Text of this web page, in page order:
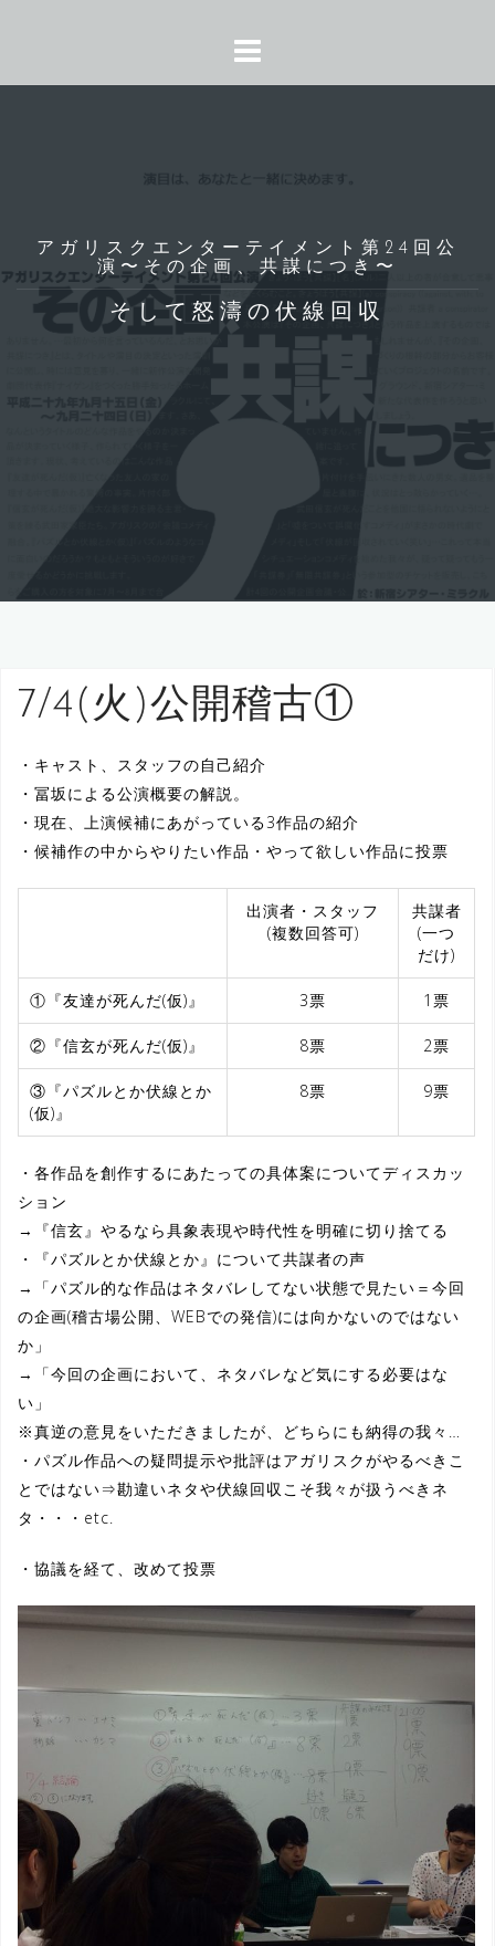
プ
アガリスクエンターテイメント第24回公
演〜その企画、共謀につき〜
そして怒濤の伏線回収
7/4(火)公開稽古①
・キャスト、スタッフの自己紹介
・冨坂による公演概要の解説。
・現在、上演候補にあがっている3作品の紹介
・候補作の中からやりたい作品・やって欲しい作品に投票
出演者・スタッフ
(複数回答可)
共謀者
(一つ
だけ)
①『友達が死んだ(仮)』 3票 1票
②『信玄が死んだ(仮)』 8票 2票
③『パズルとか伏線とか
(仮)』
8票 9票
・各作品を創作するにあたっての具体案についてディスカッ
ション
→『信玄』やるなら具象表現や時代性を明確に切り捨てる
・『パズルとか伏線とか』について共謀者の声
→「パズル的な作品はネタバレしてない状態で見たい＝今回
の企画(稽古場公開、WEBでの発信)には向かないのではない
か」
→「今回の企画において、ネタバレなど気にする必要はな
い」
※真逆の意見をいただきましたが、どちらにも納得の我々…
・パズル作品への疑問提示や批評はアガリスクがやるべきこ
とではない⇒勘違いネタや伏線回収こそ我々が扱うべきネ
タ・・・etc.
・協議を経て、改めて投票